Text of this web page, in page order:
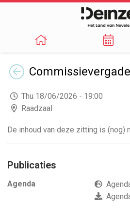
Terug
Thu 18/06/2026 - 19:00
Raadzaal
De inhoud van deze zitting is (nog)
Publicaties
Agenda